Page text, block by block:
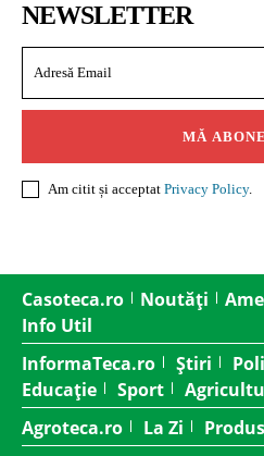
NEWSLETTER
MĂ
Am citit și acceptat Privacy Policy.
Casoteca.ro Noutăți
Info Util
InformaTeca.ro
Știri
Educație
Sport
Agroteca.ro
La Zi